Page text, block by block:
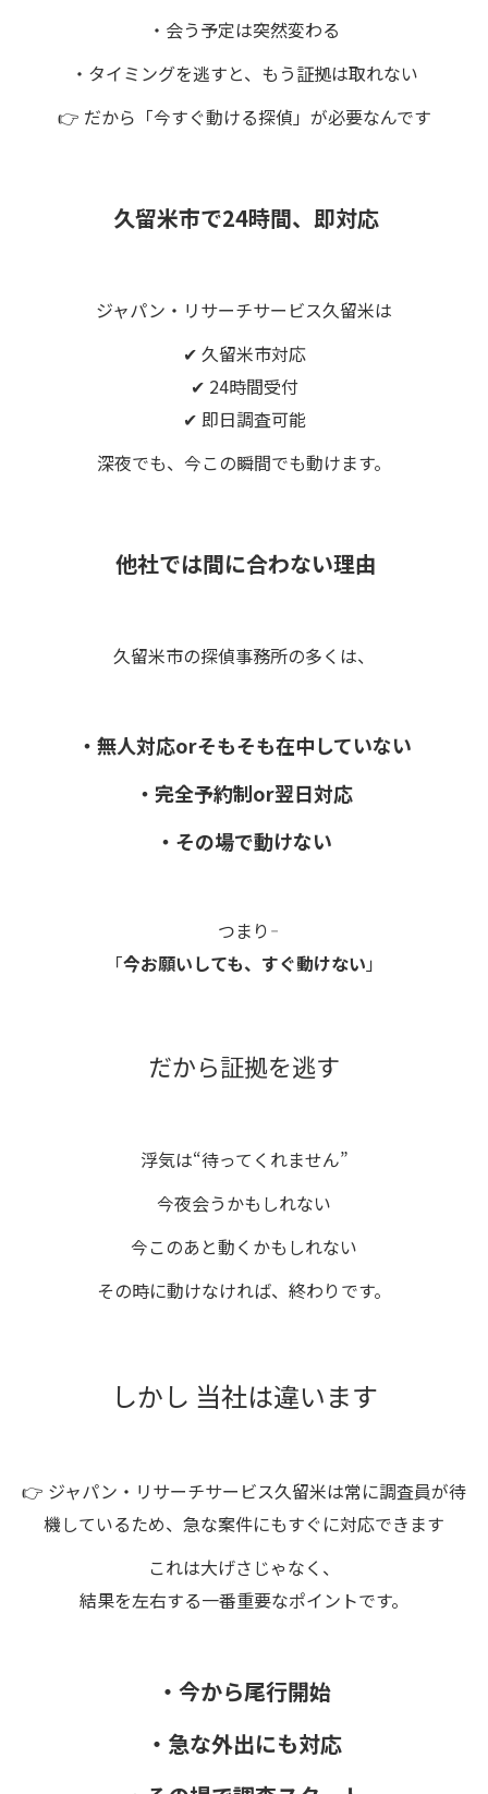
・会う予定は突然変わる
・タイミングを逃すと、もう証拠は取れない
👉 だから「今すぐ動ける探偵」が必要なんです
久留米市で24時間、即対応
ジャパン・リサーチサービス久留米は
✔ 久留米市対応
✔ 24時間受付
✔ 即日調査可能
深夜でも、今この瞬間でも動けます。
他社では間に合わない理由
久留米市の探偵事務所の多くは、
・無人対応orそもそも在中していない
・完全予約制or翌日対応
・その場で動けない
つまり――
「今お願いしても、すぐ動けない 」
だから証拠を逃す
浮気は“待ってくれません”
今夜会うかもしれない
今このあと動くかもしれない
その時に動けなければ、終わりです。
しかし 当社は違います
👉 ジャパン・リサーチサービス久留米は常に調査員が待
機しているため、急な案件にもすぐに対応できます
これは大げさじゃなく、
結果を左右する一番重要なポイントです。
・今から尾行開始
・急な外出にも対応